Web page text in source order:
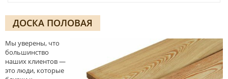
ДОСКА ПОЛОВАЯ
Мы уверены, что
большинство
наших клиентов —
это люди, которые